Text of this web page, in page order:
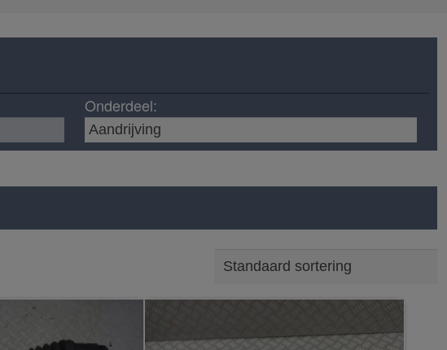
Onderdeel: